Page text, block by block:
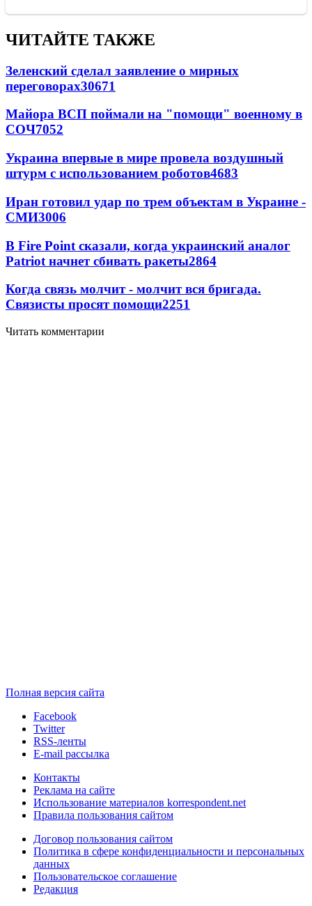
ЧИТАЙТЕ ТАКЖЕ
Зеленский сделал заявление о мирных
переговорах30671
Майора ВСП поймали на "помощи" военному в
СОЧ7052
Украина впервые в мире провела воздушный
штурм с использованием роботов4683
Иран готовил удар по трем объектам в Украине -
СМИ3006
В Fire Point сказали, когда украинский аналог
Patriot начнет сбивать ракеты2864
Когда связь молчит - молчит вся бригада.
Связисты просят помощи2251
Читать комментарии
Полная версия сайта
Facebook
Twitter
RSS-ленты
E-mail рассылка
Контакты
Реклама на сайте
Использование материалов korrespondent.net
Правила пользования сайтом
Договор пользования сайтом
Политика в сфере конфиденциальности и персональных
данных
Пользовательское соглашение
Редакция